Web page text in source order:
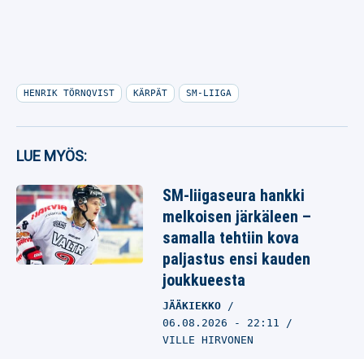
HENRIK TÖRNQVIST KÄRPÄT SM-LIIGA
LUE MYÖS:
SM-liigaseura hankki
melkoisen järkäleen –
samalla tehtiin kova
paljastus ensi kauden
joukkueesta
JÄÄKIEKKO
06.08.2026 - 22:11
VILLE HIRVONEN